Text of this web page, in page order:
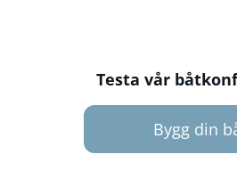
Testa vår
Bygg din